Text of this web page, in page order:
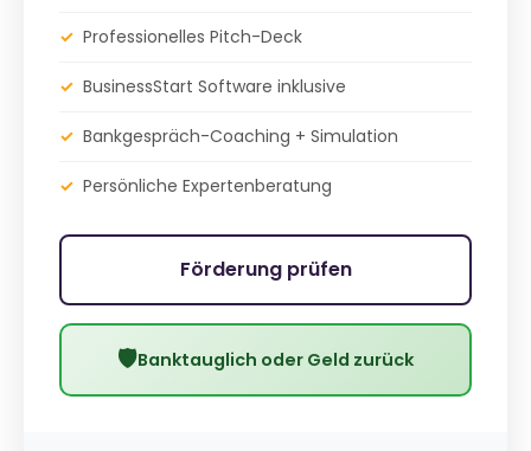
✓ Professionelles Pitch-Deck
✓ BusinessStart Software inklusive
✓ Bankgespräch-Coaching + Simulation
✓ Persönliche Expertenberatung
Förderung prüfen
🛡Banktauglich oder Geld zurück